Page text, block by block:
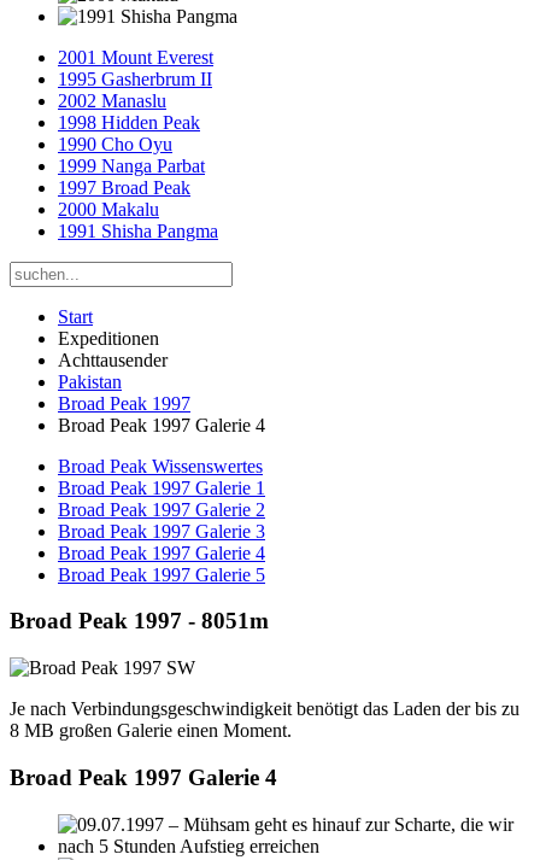
2001 Mount Everest
1995 Gasherbrum II
2002 Manaslu
1998 Hidden Peak
1990 Cho Oyu
1999 Nanga Parbat
1997 Broad Peak
2000 Makalu
1991 Shisha Pangma
Start
Expeditionen
Achttausender
Pakistan
Broad Peak 1997
Broad Peak 1997 Galerie 4
Broad Peak Wissenswertes
Broad Peak 1997 Galerie 1
Broad Peak 1997 Galerie 2
Broad Peak 1997 Galerie 3
Broad Peak 1997 Galerie 4
Broad Peak 1997 Galerie 5
Broad Peak 1997 - 8051m
Je nach Verbindungsgeschwindigkeit benötigt das Laden der bis zu
8 MB großen Galerie einen Moment.
Broad Peak 1997 Galerie 4